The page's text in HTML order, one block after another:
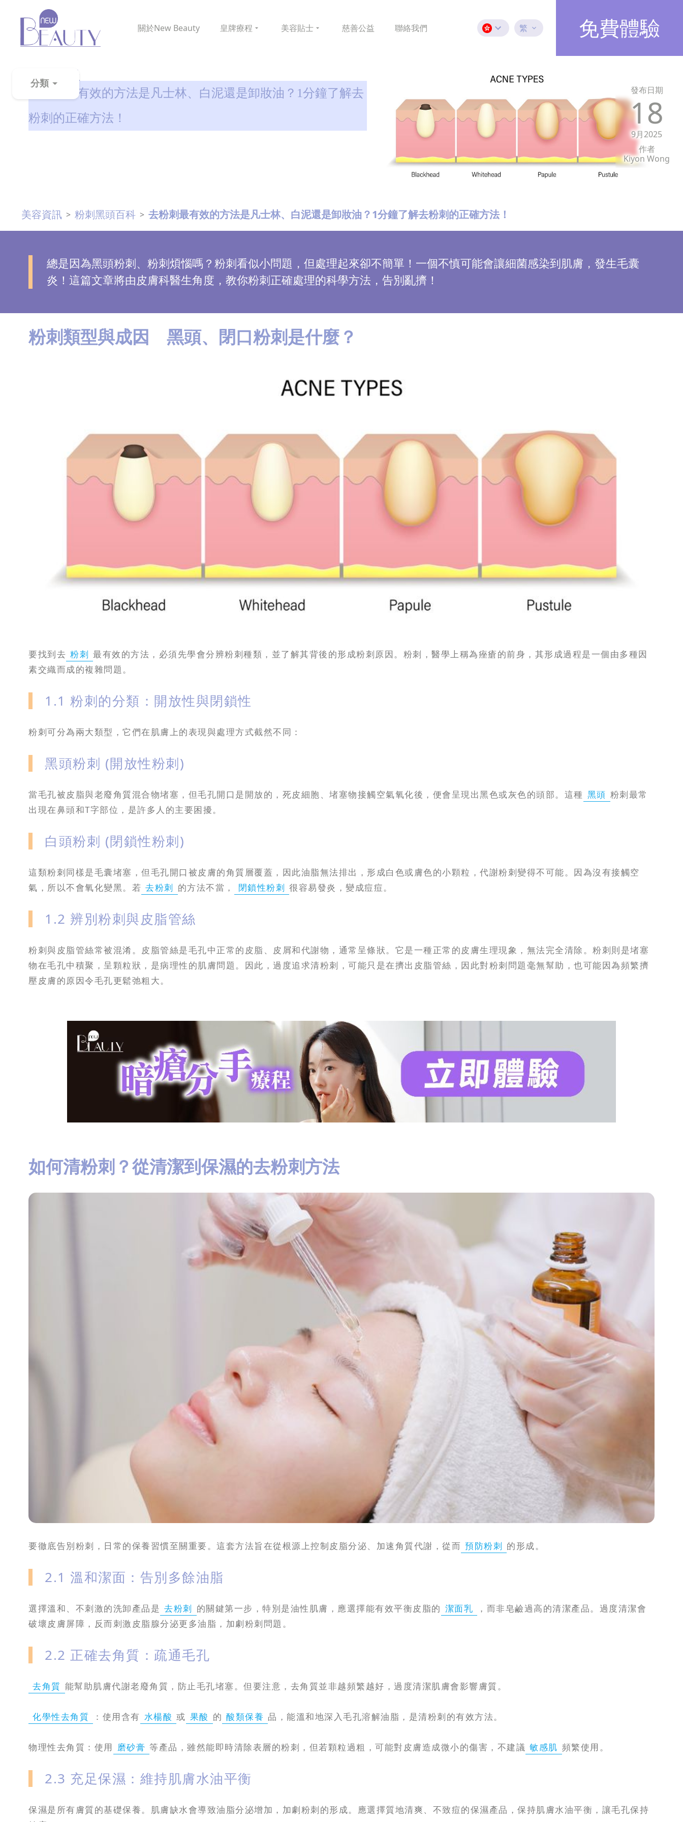
關於New Beauty 皇牌療程 美容貼士 慈善公益 聯絡我們 繁 免費體驗
分類
粉
刺
美
斑
眼
知
識
肥
全
消
紋
粉刺黑頭百科
去粉刺最有效的方法是凡士林、白泥還是卸妝油？1分鐘了解去
粉刺的正確方法！
美容資訊 > 粉刺黑頭百科 > 去粉刺最有效的方法是凡士林、白泥還是卸妝油？1分鐘了解去粉刺的正確方法！
發布日期
18
9月2025
作者
Kiyon Wong
總是因為黑頭粉刺、粉刺煩惱嗎？粉刺看似小問題，但處理起來卻不簡單！一個不慎可能會讓細菌感染到肌膚，發生毛囊
炎！這篇文章將由皮膚科醫生角度，教你粉刺正確處理的科學方法，告別亂擠！
粉刺類型與成因 黑頭、閉口粉刺是什麼？
要找到去 粉刺 最有效的方法，必須先學會分辨粉刺種類，並了解其背後的形成粉刺原因。粉刺，醫學上稱為痤瘡的前身，其形成過程是一個由多種因
素交織而成的複雜問題。
1.1 粉刺的分類：開放性與閉鎖性
粉刺可分為兩大類型，它們在肌膚上的表現與處理方式截然不同：
黑頭粉刺 (開放性粉刺)
當毛孔被皮脂與老廢角質混合物堵塞，但毛孔開口是開放的，死皮細胞、堵塞物接觸空氣氧化後，便會呈現出黑色或灰色的頭部。這種 黑頭 粉刺最常
出現在鼻頭和T字部位，是許多人的主要困擾。
白頭粉刺 (閉鎖性粉刺)
這類粉刺同樣是毛囊堵塞，但毛孔開口被皮膚的角質層覆蓋，因此油脂無法排出，形成白色或膚色的小顆粒，代謝粉刺變得不可能。因為沒有接觸空
氣，所以不會氧化變黑。若 去粉刺 的方法不當， 閉鎖性粉刺 很容易發炎，變成痘痘。
1.2 辨別粉刺與皮脂管絲
粉刺與皮脂管絲常被混淆。皮脂管絲是毛孔中正常的皮脂、皮屑和代謝物，通常呈條狀。它是一種正常的皮膚生理現象，無法完全清除。粉刺則是堵塞
物在毛孔中積聚，呈顆粒狀，是病理性的肌膚問題。因此，過度追求清粉刺，可能只是在擠出皮脂管絲，因此對粉刺問題毫無幫助，也可能因為頻繁擠
壓皮膚的原因令毛孔更鬆弛粗大。
如何清粉刺？從清潔到保濕的去粉刺方法
要徹底告別粉刺，日常的保養習慣至關重要。這套方法旨在從根源上控制皮脂分泌、加速角質代謝，從而 預防粉刺 的形成。
2.1 溫和潔面：告別多餘油脂
選擇溫和、不刺激的洗卸產品是 去粉刺 的關鍵第一步，特別是油性肌膚，應選擇能有效平衡皮脂的 潔面乳
，而非皂鹼過高的清潔產品。過度清潔會
破壞皮膚屏障，反而刺激皮脂腺分泌更多油脂，加劇粉刺問題。
2.2 正確去角質：疏通毛孔
去角質 能幫助肌膚代謝老廢角質，防止毛孔堵塞。但要注意，去角質並非越頻繁越好，過度清潔肌膚會影響膚質。
化學性去角質 ：使用含有 水楊酸 或 果酸 的 酸類保養 品，能溫和地深入毛孔溶解油脂，是清粉刺的有效方法。
物理性去角質：使用 磨砂膏 等產品，雖然能即時清除表層的粉刺，但若顆粒過粗，可能對皮膚造成微小的傷害，不建議 敏感肌 頻繁使用。
2.3 充足保濕：維持肌膚水油平衡
保濕是所有膚質的基礎保養。肌膚缺水會導致油脂分泌增加，加劇粉刺的形成。應選擇質地清爽、不致痘的保濕產品，保持肌膚水油平衡，讓毛孔保持